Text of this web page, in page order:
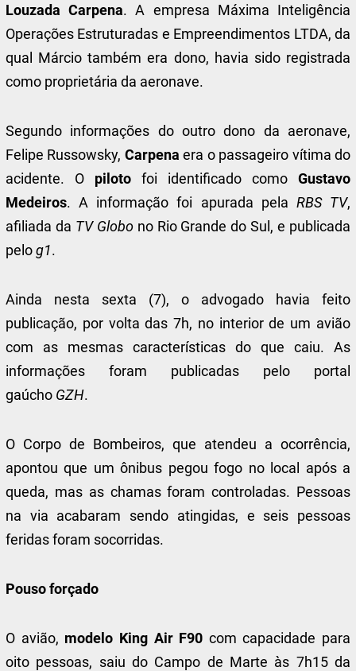
Louzada Carpena. A empresa Máxima Inteligência
Operações Estruturadas e Empreendimentos LTDA, da
qual Márcio também era dono, havia sido registrada
como proprietária da aeronave.
Segundo informações do outro dono da aeronave,
Felipe Russowsky, Carpenaera o passageiro vítima do
acidente. O piloto foi identificado comoGustavo
Medeiros. A informação foi apurada pela RBS TV,
afiliada da TV Globono Rio Grande do Sul, e publicada
pelog1.
Ainda nesta sexta (7), o advogado havia feito
publicação, por volta das 7h, no interior de um avião
com as mesmas características do que caiu. As
informações foram publicadas pelo portal
gaúcho GZH.
O Corpo de Bombeiros, que atendeu a ocorrência,
apontou que um ônibus pegou fogo no local após a
queda, mas as chamas foram controladas. Pessoas
na via acabaram sendo atingidas, e seis pessoas
feridas foram socorridas.
Pouso forçado
O avião, modelo King Air F90 com capacidade para
oito pessoas, saiu do Campo de Marte às 7h15 da